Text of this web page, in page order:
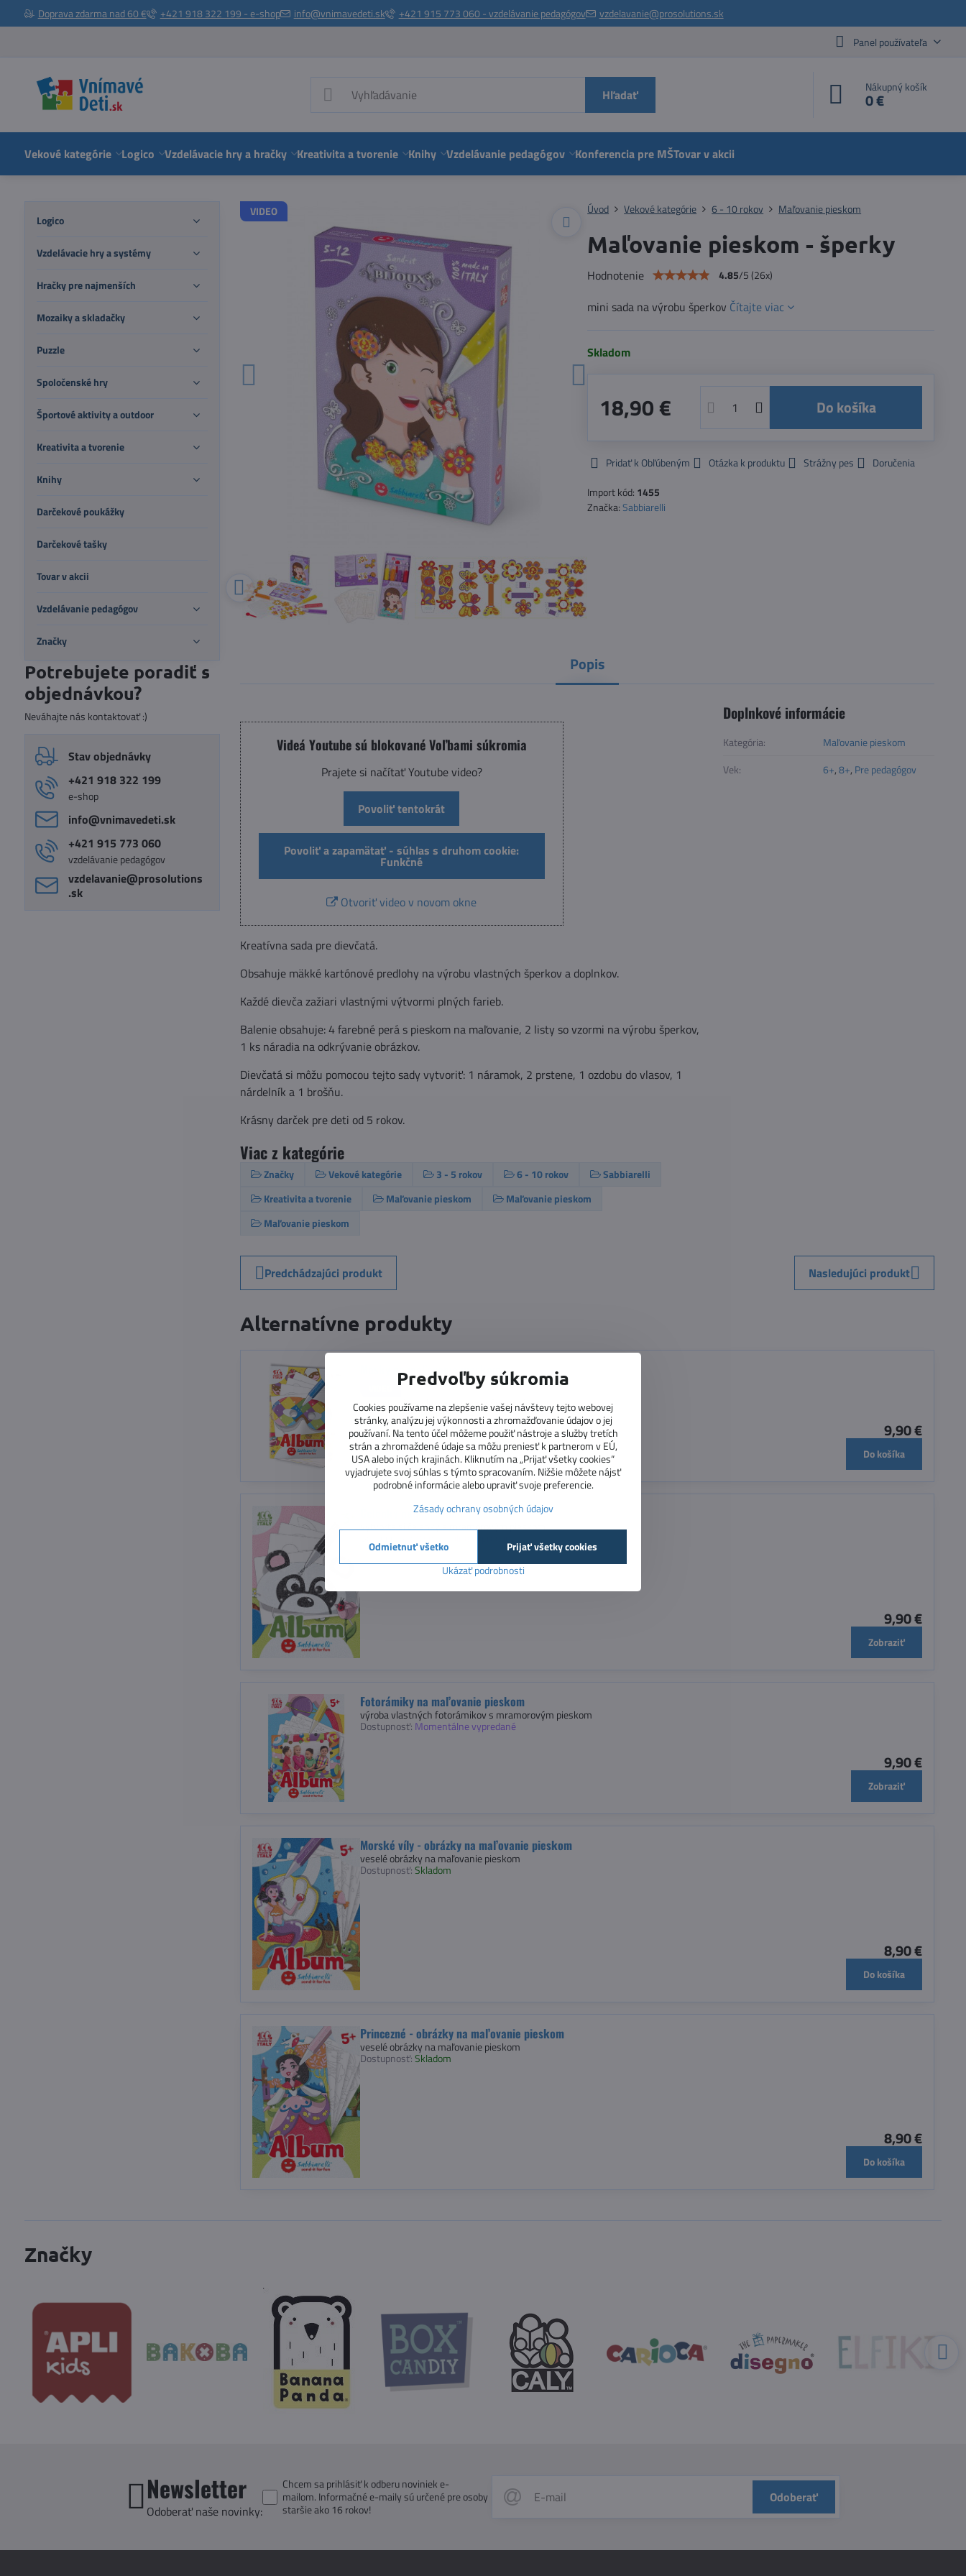
Doprava zdarma nad 60 € +421 918 322 199 - e-shop info@vnimavedeti.sk +421 915 773 060 - vzdelávanie pedagógov
vzdelavanie@prosolutions.sk
Panel používateľa
Hľadať Nákupný košík
0 €
Vekové kategórie Logico Vzdelávacie hry a hračky Kreativita a tvorenie Knihy Vzdelávanie pedagógov Konferencia pre MŠTovar v akcii
VIDEO Úvod Vekové kategórie 6 - 10 rokov Maľovanie pieskom
Maľovanie pieskom - šperky
Hodnotenie 4.85/5(26x)
mini sada na výrobu šperkov Čítajte viac
Skladom
18,90 € Do košíka
Pridať k Obľúbeným Otázka k produktu Strážny pes
Doručenia
Import kód: 1455
Značka:Sabbiarelli
Popis
Videá Youtube sú blokované Voľbami súkromia
Prajete si načítať Youtube video?
Povoliť tentokrát
Povoliť a zapamätať - súhlas s druhom cookie:
Funkčné
Otvoriť video v novom okne
Kreatívna sada pre dievčatá.
Obsahuje mäkké kartónové predlohy na výrobu vlastných šperkov a doplnkov.
Každé dievča zažiari vlastnými výtvormi plných farieb.
Balenie obsahuje: 4 farebné perá s pieskom na maľovanie, 2 listy so vzormi na výrobu šperkov,
1 ks náradia na odkrývanie obrázkov.
Dievčatá si môžu pomocou tejto sady vytvoriť: 1 náramok, 2 prstene, 1 ozdobu do vlasov, 1
nárdelník a 1 brošňu.
Krásny darček pre deti od 5 rokov.
Viac z kategórie
Značky Vekové kategórie 3 - 5 rokov 6 - 10 rokov
Sabbiarelli
Kreativita a tvorenie
Maľovanie pieskom
Maľovanie pieskom
Maľovanie pieskom
Doplnkové informácie
Kategória:
Maľovanie pieskom
Vek:
6+,8+, Pre pedagógov
Predchádzajúci produkt Nasledujúci produkt
Alternatívne produkty
Masky na maľovanie pieskom
vytvorte si masky s mramorovým pieskom
Dostupnosť:Skladom
9,90 €
Do košíka
Čelenky na maľovanie pieskom
vytvorte si čelenky s mramorovým pieskom
9,90 €
Zobraziť
Fotorámiky na maľovanie pieskom
výroba vlastných fotorámikov s mramorovým pieskom
Dostupnosť: Momentálne vypredané
9,90 €
Zobraziť
Morské víly - obrázky na maľovanie pieskom
veselé obrázky na maľovanie pieskom
Dostupnosť:Skladom
8,90 €
Do košíka
Princezné - obrázky na maľovanie pieskom
veselé obrázky na maľovanie pieskom
Dostupnosť:Skladom
8,90 €
Do košíka
Logico
Vzdelávacie hry a systémy
Hračky pre najmenších
Mozaiky a skladačky
Puzzle
Spoločenské hry
Športové aktivity a outdoor
Kreativita a tvorenie
Knihy
Darčekové poukážky
Darčekové tašky
Tovar v akcii
Vzdelávanie pedagógov
Značky
Potrebujete poradiť s
objednávkou?
Neváhajte nás kontaktovať :)
Stav objednávky
+421 918 322 199
e-shop
info​@vnimavedeti​.sk
+421 915 773 060
vzdelávanie pedagógov
vzdelavanie​@prosolutions​
.sk
Značky
Newsletter
Odoberať naše novinky:
Odoberať
Chcem sa prihlásiť k odberu noviniek e-
mailom. Informačné e-maily sú určené pre osoby
staršie ako 16 rokov!
Predvoľby súkromia
Cookies používame na zlepšenie vašej návštevy tejto webovej
stránky, analýzu jej výkonnosti a zhromažďovanie údajov o jej
používaní. Na tento účel môžeme použiť nástroje a služby tretích
strán a zhromaždené údaje sa môžu preniesť k partnerom v EÚ,
USA alebo iných krajinách. Kliknutím na „Prijať všetky cookies“
vyjadrujete svoj súhlas s týmto spracovaním. Nižšie môžete nájsť
podrobné informácie alebo upraviť svoje preferencie.
Zásady ochrany osobných údajov
Ukázať podrobnosti
Prijať všetky cookies
Odmietnuť všetko